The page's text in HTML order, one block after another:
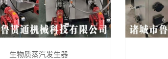
生物质蒸汽发生器